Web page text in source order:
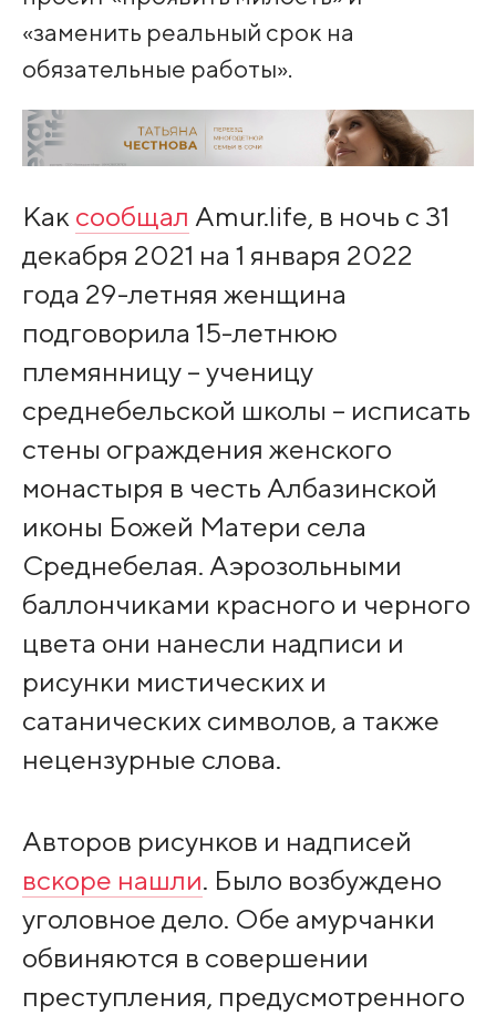
«заменить реальный срок на
обязательные работы».
Как сообщал Amur.life, в ночь с 31
декабря 2021 на 1 января 2022
года 29-летняя женщина
подговорила 15-летнюю
племянницу – ученицу
среднебельской школы – исписать
стены ограждения женского
монастыря в честь Албазинской
иконы Божей Матери села
Среднебелая. Аэрозольными
баллончиками красного и черного
цвета они нанесли надписи и
рисунки мистических и
сатанических символов, а также
нецензурные слова.
Авторов рисунков и надписей
вскоре нашли. Было возбуждено
уголовное дело. Обе амурчанки
обвиняются в совершении
преступления, предусмотренного